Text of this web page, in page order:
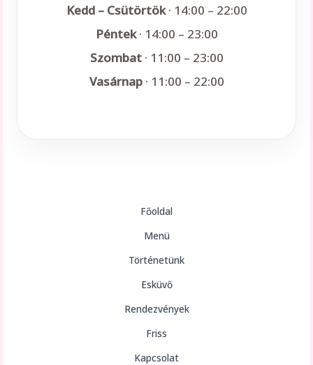
Kedd – Csütörtök· 14:00 – 22:00
Péntek· 14:00 – 23:00
Szombat· 11:00 – 23:00
Vasárnap· 11:00 – 22:00
Főoldal
Menü
Történetünk
Esküvő
Rendezvények
Friss
Kapcsolat